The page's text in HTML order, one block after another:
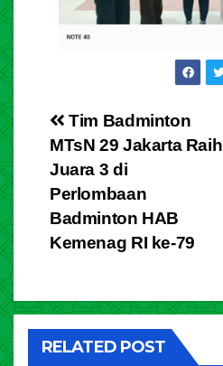
Tim Badminton
MTsN 29 Jakarta Raih
Juara 3 di
Perlombaan
Badminton HAB
Kemenag RI ke-79
RELATED POST